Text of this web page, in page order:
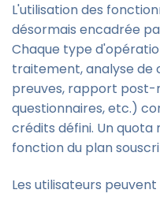
L'utilisation des
désormais encadrée
Chaque type
traitement, analyse de
preuves, rapport post-
questionnaires, etc.)
crédits défini. Un
fonction du plan
Les utilisateurs